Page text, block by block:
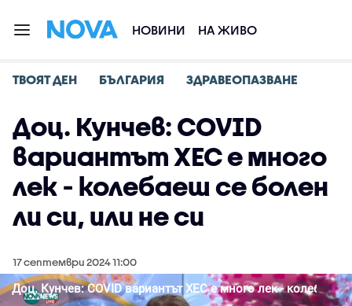
НОВИНИ НА ЖИВО
ТВОЯТ ДЕН БЪЛГАРИЯ ЗДРАВЕОПАЗВАНЕ
Доц. Кунчев: COVID
вариантът ХЕС е много
лек - колебаеш се болен
ли си, или не си
17 септември 2024 11:00